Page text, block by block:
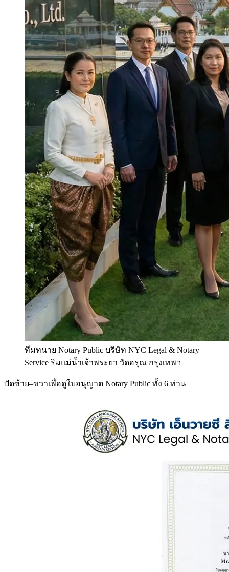
ทีมทนาย Notary Public บริษัท NYC Legal & Notary
Service ริมแม่น้ำเจ้าพระยา วัดอรุณ กรุงเทพฯ
ปัดซ้าย–ขวาเพื่อดูใบอนุญาต Notary Public ทั้ง 6 ท่าน